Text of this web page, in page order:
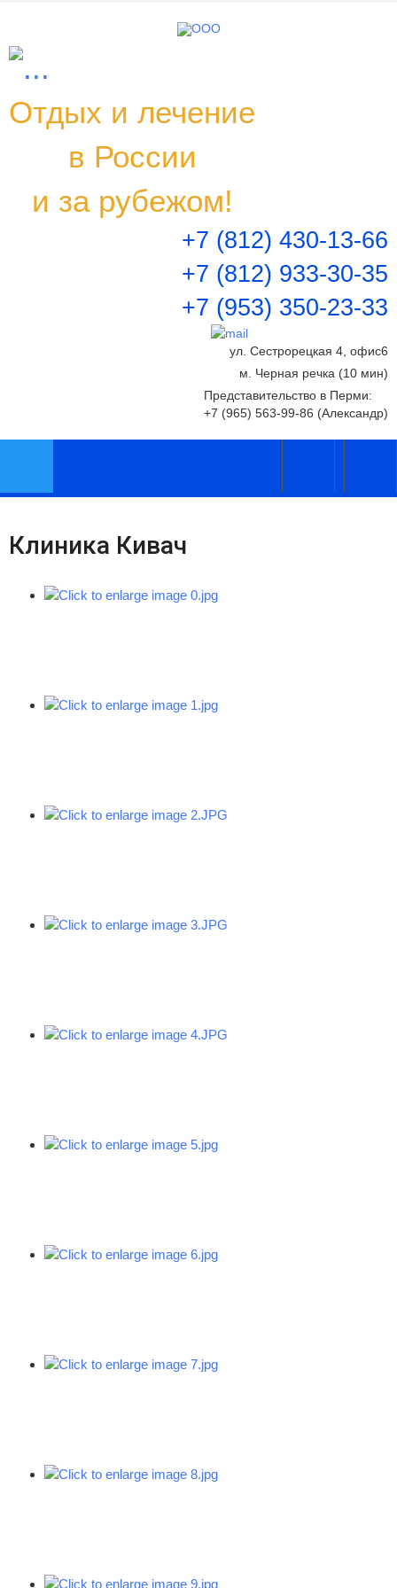
Отдых и лечение
в России
и за рубежом!
+7 (812) 430-13-66
+7 (812) 933-30-35
+7 (953) 350-23-33
ул. Сестрорецкая 4, офис6
м. Черная речка (10 мин)
Представительство в Перми:
+7 (965) 563-99-86 (Александр)
Клиника Кивач
Ваш e-mail
Ваше сообщение *
Даю согласие на обработку персональных данных